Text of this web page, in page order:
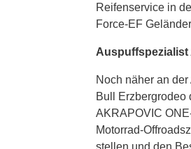
Reifenservice in
Force-EF
Auspuffspezialist
Noch näher an
Bull Erzbergrodeo
AKRAPOVIC
Motorrad-
stellen und den